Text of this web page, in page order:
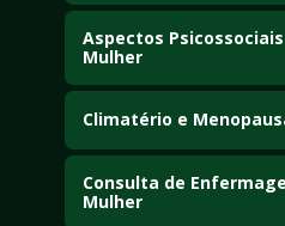
Aspectos
Mulher
Climatério e
Consulta de
Mulher